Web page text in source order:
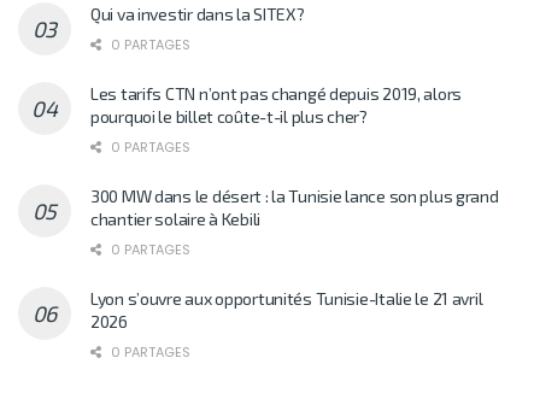
Qui va investir dans la SITEX?
0 PARTAGES
Les tarifs CTN n’ont pas changé depuis 2019, alors
pourquoi le billet coûte-t-il plus cher?
0 PARTAGES
300 MW dans le désert : la Tunisie lance son plus grand
chantier solaire à Kebili
0 PARTAGES
Lyon s’ouvre aux opportunités Tunisie-Italie le 21 avril
2026
0 PARTAGES